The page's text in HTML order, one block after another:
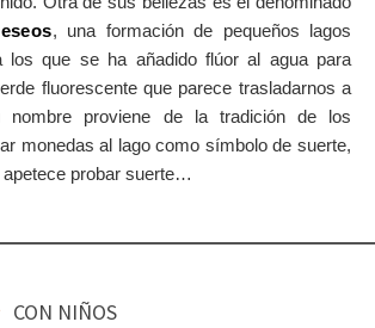
, una formación de pequeños lagos
los que se ha añadido flúor al agua para
fluorescente que parece trasladarnos a
nombre proviene de la tradición de los
monedas al lago como símbolo de suerte,
apetece probar suerte…
CON NIÑOS